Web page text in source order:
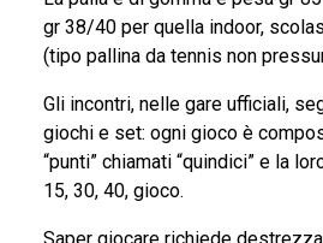
TESSERAMENTO
gr 38/40 per quella indoor,
(tipo pallina da tennis non
Gli incontri, nelle gare ufficiali,
giochi e set: ogni gioco è
“punti” chiamati “quindici” e la
15, 30, 40, gioco.